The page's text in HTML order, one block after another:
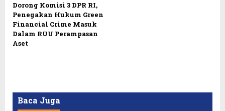
Dorong Komisi 3 DPR RI,
Penegakan Hukum Green
Financial Crime Masuk
Dalam RUU Perampasan
Aset
Baca Juga